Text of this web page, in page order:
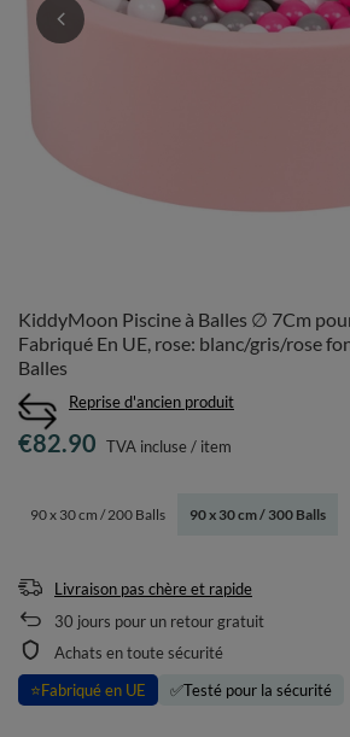
KiddyMoon Piscine à Balles ∅ 7Cm
Fabriqué En UE, rose: blanc/gris/rose
Balles
Reprise d'ancien produit
90 x 30 cm / 200 Balls 90 x 30 cm / 300 Balls
€82.90 TVA incluse/ item
Livraison pas chère et rapide
30 jours pour un retour gratuit
Achats en toute sécurité
⭐Fabriqué en UE ✅Testé pour la sécurité